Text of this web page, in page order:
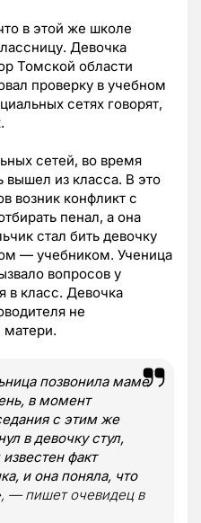
в этой же школе
Девочка
Томской области
проверку в учебном
сетях говорят,
сетей, во время
вышел из класса. В это
возник конфликт с
пенал, а она
стал бить девочку
— учебником. Ученица
вопросов у
в класс. Девочка
не
матери.
позвонила маме
в момент
с этим же
в девочку стул,
факт
и она поняла, что
— пишет очевидец в